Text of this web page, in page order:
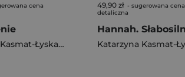
cena
Katarzyna Kasmat-Łyskaniuk
49,90 zł - sugerowana cena
detaliczna